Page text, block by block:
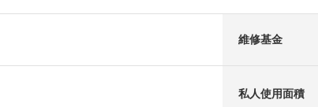
維修基金
私人使用面積